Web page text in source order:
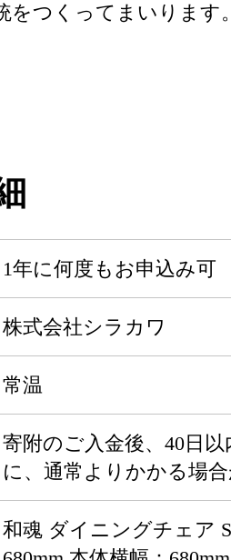
をつくってまいります。
1年に何度もお申込み可
株式会社シラカワ
常温
寄附のご入金後、40日
に、通常よりかかる場合
和魂 ダイニングチェア